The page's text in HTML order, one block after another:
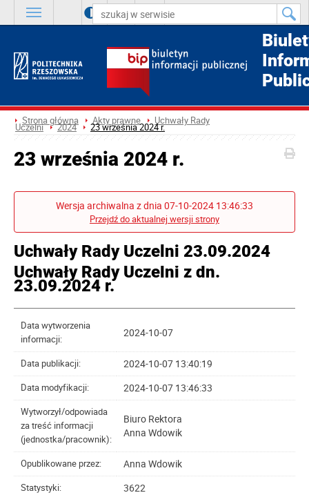
A A A
Strona główna Akty prawne Uchwały Rady
Uczelni 2024 23 września 2024 r.
23 września 2024 r.
Wersja archiwalna z dnia 07-10-2024 13:46:33
Przejdź do aktualnej wersji strony
Uchwały Rady Uczelni 23.09.2024
Uchwały Rady Uczelni z dn.
23.09.2024 r.
Data wytworzenia
informacji:
2024-10-07
Data publikacji: 2024-10-07 13:40:19
Data modyfikacji: 2024-10-07 13:46:33
Wytworzył/odpowiada
za treść informacji
(jednostka/pracownik):
Biuro Rektora
Anna Wdowik
Opublikowane przez: Anna Wdowik
Statystyki: 3622